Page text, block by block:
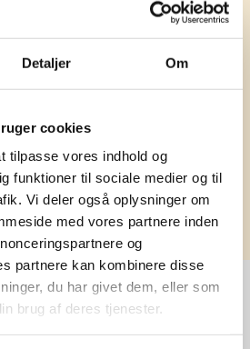
Detaljer Om
cookies
tilpasse vores indhold og
funktioner til sociale medier og til
Vi deler også oplysninger om
med vores partnere inden
og
partnere kan kombinere disse
du har givet dem, eller som
brug af deres tjenester.
kan det der med firmagaver, og
personlig service til en
pris siden 1991.
Tilmeld